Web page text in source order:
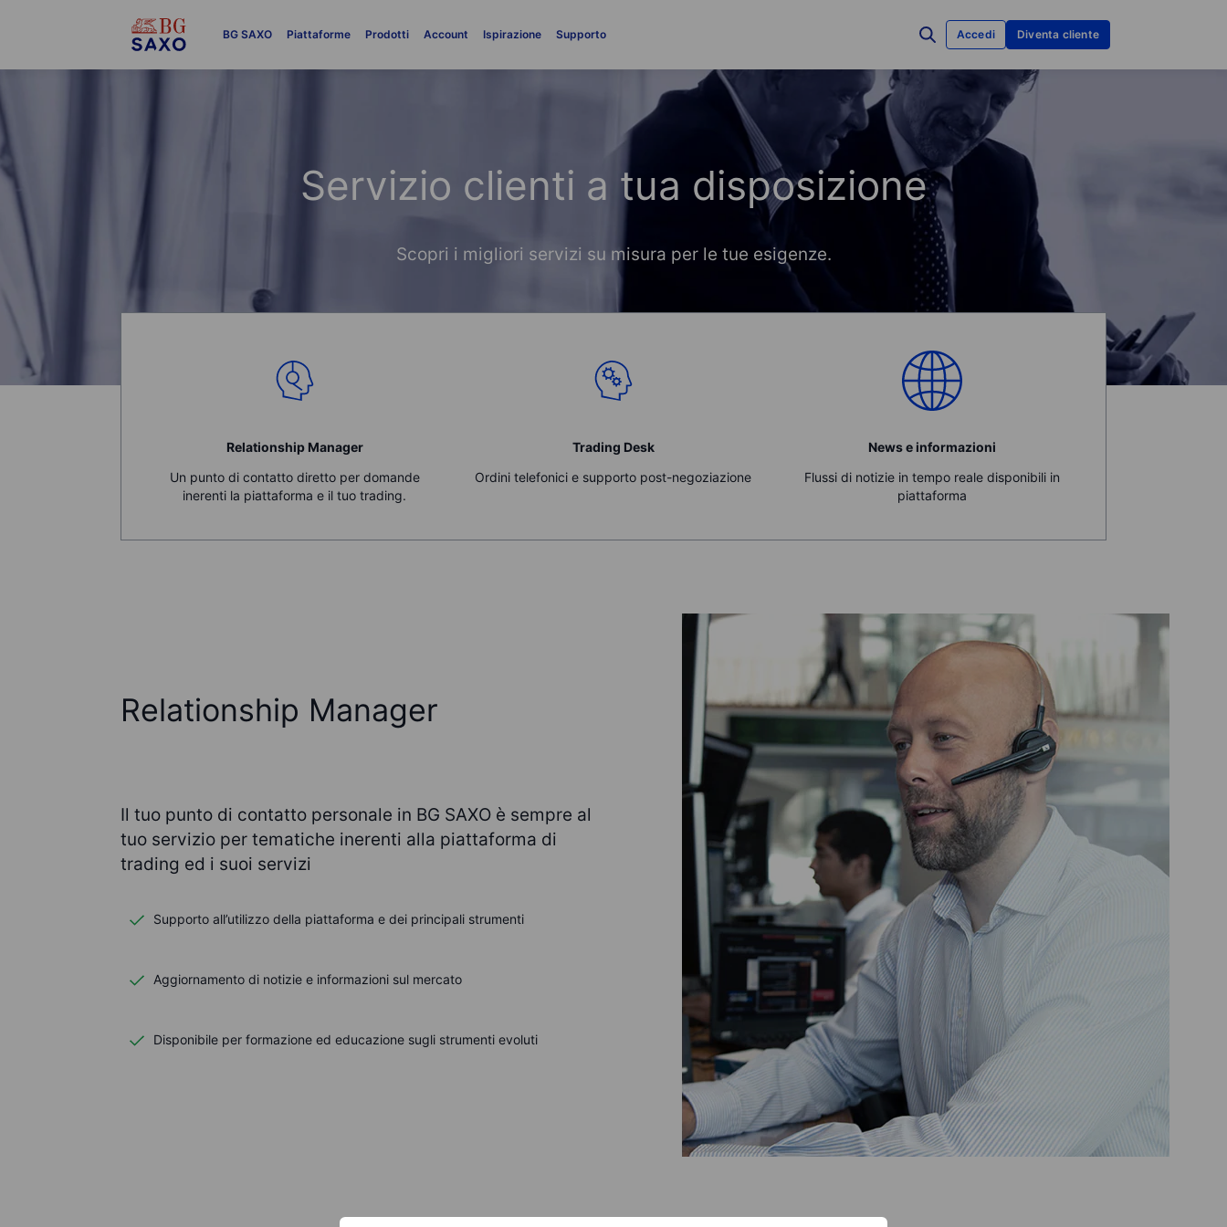
BG SAXO Piattaforme Prodotti Account Ispirazione Supporto Accedi Diventa cliente
Servizio clienti a tua disposizione
Scopri i migliori servizi su misura per le tue esigenze.
Relationship Manager
Un punto di contatto diretto per domande
inerenti la piattaforma e il tuo trading.
Trading Desk
Ordini telefonici e supporto post-negoziazione
News e informazioni
Flussi di notizie in tempo reale disponibili in
piattaforma
Relationship Manager
Il tuo punto di contatto personale in BG SAXO è sempre al
tuo servizio per tematiche inerenti alla piattaforma di
trading ed i suoi servizi
Supporto all’utilizzo della piattaforma e dei principali strumenti
Aggiornamento di notizie e informazioni sul mercato
Disponibile per formazione ed educazione sugli strumenti evoluti